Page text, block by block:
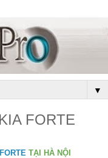
▼
FORTE
TẠI HÀ NỘI